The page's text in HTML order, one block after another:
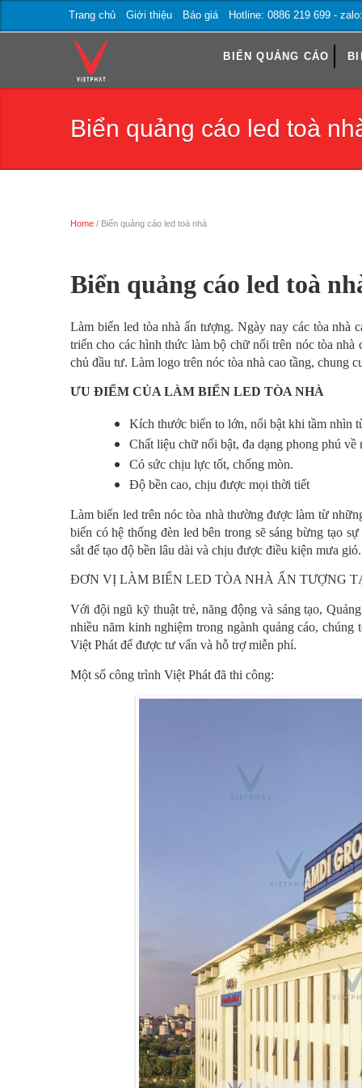
Trang chủ Giới thiệu Báo giá Hotline: 0886 219 699 -
BIỂN QUẢNG CÁO
Biển quảng cáo led toà
Home / Biển quảng cáo led toà nhà
Biển quảng cáo led toà
Làm biển led tòa nhà ấn tượng. Ngày nay các tòa nhà
triển cho các hình thức làm bộ chữ nổi trên nóc tòa
chủ đầu tư. Làm logo trên nóc tòa nhà cao tầng, chung
ƯU ĐIỂM CỦA LÀM BIỂN LED TÒA NHÀ
Kích thước biển to lớn, nổi bật khi tầm nhìn
Chất liệu chữ nổi bật, đa dạng phong phú về
Có sức chịu lực tốt, chống mòn.
Độ bền cao, chịu được mọi thời tiết
Làm biển led trên nóc tòa nhà thường được làm từ
biển có hệ thống đèn led bên trong sẽ sáng bừng tạo
sắt để tạo độ bền lâu dài và chịu được điều kiện mưa gió.
ĐƠN VỊ LÀM BIỂN LED TÒA NHÀ ẤN TƯỢNG
Với đội ngũ kỹ thuật trẻ, năng động và sáng tạo,
nhiều năm kinh nghiệm trong ngành quảng cáo,
Việt Phát để được tư vấn và hỗ trợ miễn phí.
Một số công trình Việt Phát đã thi công: